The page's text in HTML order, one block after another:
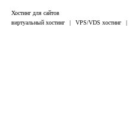
Хостинг для сайтов
виртуальный хостинг
| VPS/VDS хостинг |